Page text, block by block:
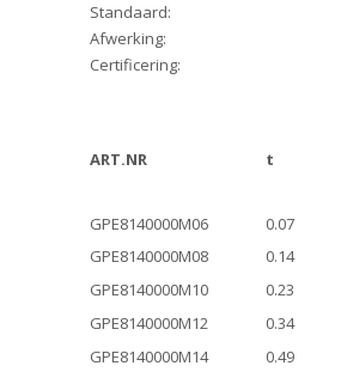
Standaard:
Afwerking:
Certificering:
ART.NR t
GPE8140000M06
0.07
GPE8140000M08
0.14
GPE8140000M10
0.23
GPE8140000M12
0.34
GPE8140000M14
0.49